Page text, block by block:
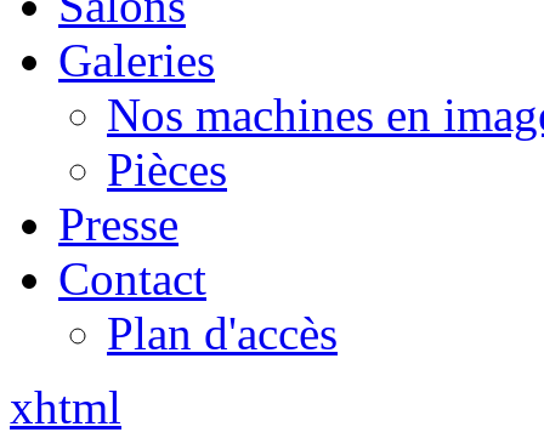
Galeries
Nos machines en
Pièces
Presse
Contact
Plan d'accès
xhtml